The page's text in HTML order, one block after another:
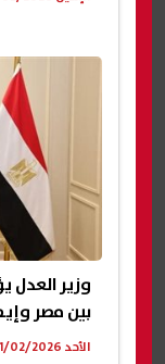
وزير العدل
بين مصر
الأحد 01/02/2026 10:52 م